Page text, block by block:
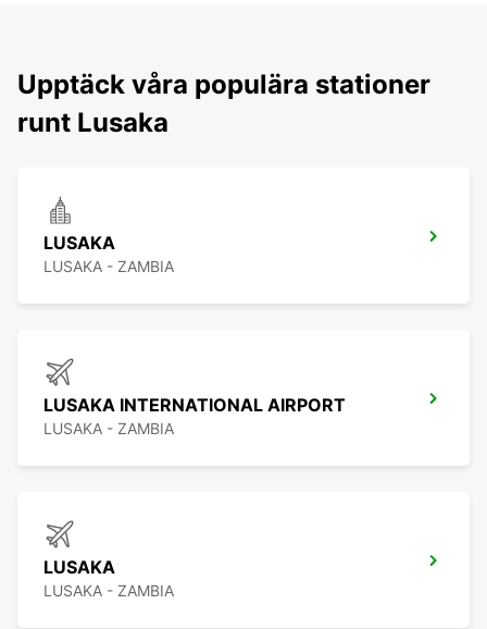
Upptäck våra populära stationer
runt Lusaka
LUSAKA
LUSAKA - ZAMBIA
LUSAKA INTERNATIONAL AIRPORT
LUSAKA - ZAMBIA
LUSAKA
LUSAKA - ZAMBIA